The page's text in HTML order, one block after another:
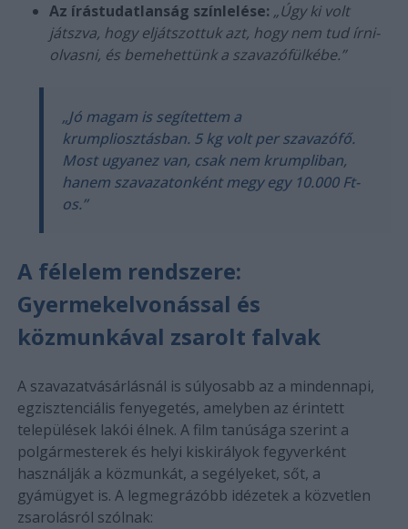
Az írástudatlanság színlelése: „Úgy ki volt
játszva, hogy eljátszottuk azt, hogy nem tud írni-
olvasni, és bemehettünk a szavazófülkébe.”
„Jó magam is segítettem a
krumpliosztásban. 5 kg volt per szavazófő.
Most ugyanez van, csak nem krumpliban,
hanem szavazatonként megy egy 10.000 Ft-
os.”
A félelem rendszere:
Gyermekelvonással és
közmunkával zsarolt falvak
A szavazatvásárlásnál is súlyosabb az a mindennapi,
egzisztenciális fenyegetés, amelyben az érintett
települések lakói élnek. A film tanúsága szerint a
polgármesterek és helyi kiskirályok fegyverként
használják a közmunkát, a segélyeket, sőt, a
gyámügyet is. A legmegrázóbb idézetek a közvetlen
zsarolásról szólnak: